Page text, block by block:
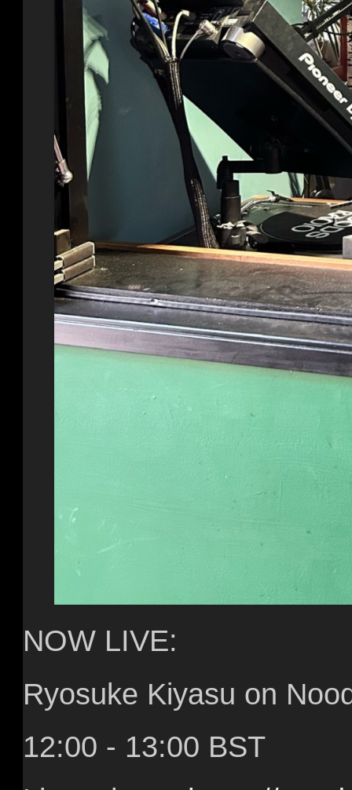
NOW LIVE:
Ryosuke Kiyasu on
12:00 - 13:00 BST